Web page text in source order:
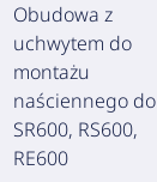
Obudowa z
uchwytem do
montażu
naściennego do
SR600, RS600,
RE600